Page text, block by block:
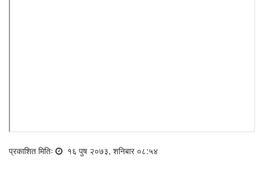
प्रकाशित मितिः १६ पुष २०७३, शनिबार ०८:५४